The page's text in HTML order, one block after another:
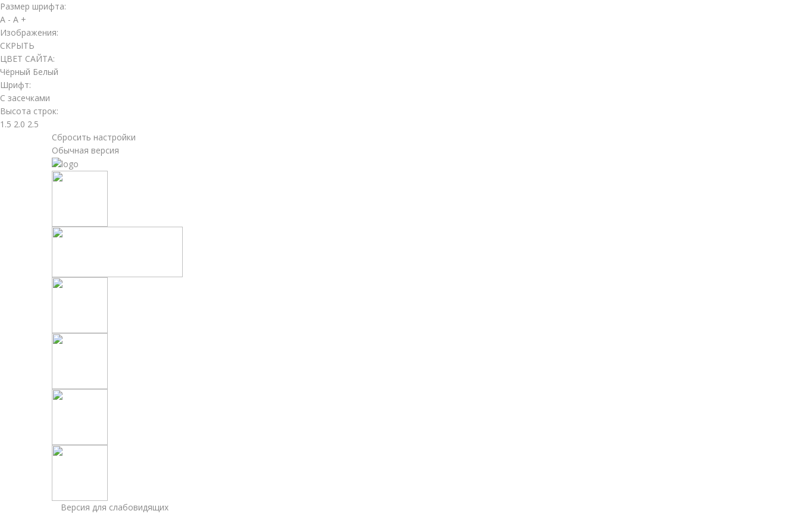
Размер шрифта:
A - A +
Изображения:
СКРЫТЬ
ЦВЕТ САЙТА:
Чёрный Белый
Шрифт:
С засечками
Высота строк:
1.5 2.0 2.5
Сбросить настройки
Обычная версия
Версия для слабовидящих